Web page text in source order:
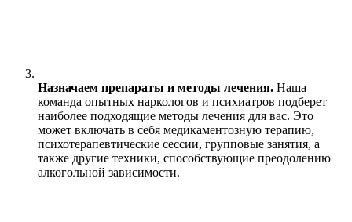
Назначаем препараты и методы лечения. Наша
команда опытных наркологов и психиатров подберет
наиболее подходящие методы лечения для вас. Это
может включать в себя медикаментозную терапию,
психотерапевтические сессии, групповые занятия, а
также другие техники, способствующие преодолению
алкогольной зависимости.